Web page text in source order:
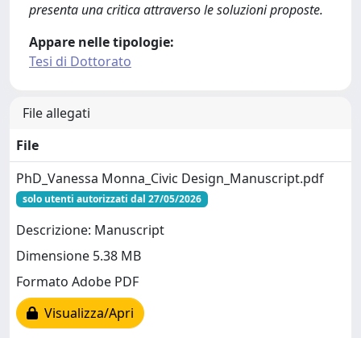
presenta una critica attraverso le soluzioni proposte.
Appare nelle tipologie:
Tesi di Dottorato
File allegati
File
PhD_Vanessa Monna_Civic Design_Manuscript.pdf
solo utenti autorizzati dal 27/05/2026
Descrizione: Manuscript
Dimensione 5.38 MB
Formato Adobe PDF
Visualizza/Apri